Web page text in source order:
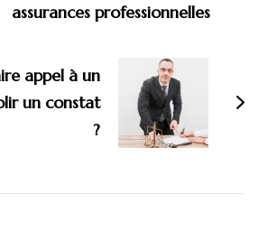
assurances professionnelles
appel à un
un constat
?